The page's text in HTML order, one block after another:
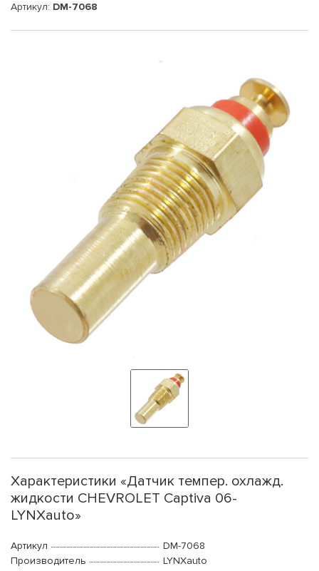
Артикул: DM-7068
Характеристики «Датчик темпер. охлажд.
жидкости CHEVROLET Captiva 06-
LYNXauto»
Артикул
DM-7068
Производитель
LYNXauto